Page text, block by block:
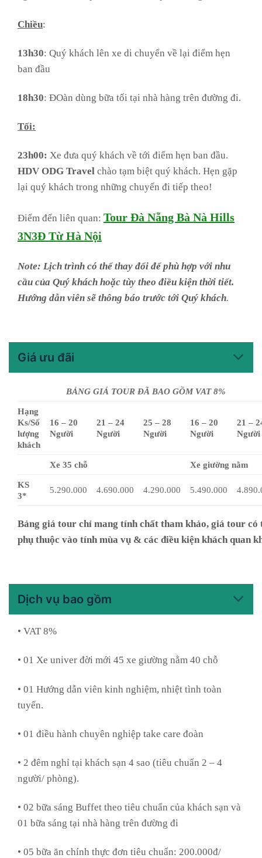
Chiều:
13h30: Quý khách lên xe di chuyển về lại điểm hẹn
ban đầu
18h30: ĐOàn dùng bữa tối tại nhà hàng trên đường đi.
Tối:
23h00: Xe đưa quý khách về tới điểm hẹn ban đầu.
HDV ODG Travel chào tạm biệt quý khách. Hẹn gặp
lại quý khách trong những chuyến đi tiếp theo!
Điểm đến liên quan: Tour Đà Nẵng Bà Nà Hills
3N3Đ Từ Hà Nội
Note: Lịch trình có thể thay đổi để phù hợp với nhu
cầu của Quý khách hoặc tùy theo điều kiện thời tiết.
Hướng dẫn viên sẽ thông báo trước tới Quý khách.
Giá ưu đãi
BẢNG GIÁ TOUR ĐÃ BAO GỒM VAT 8%
Hạng
Ks/Số
lượng
khách
16 – 20
Người
21 – 24
Người
25 – 28
Người
16 – 20
Người
21 –
Người
Xe 35 chỗ
Xe giường nằm
KS
3*
5.290.000 4.690.000 4.290.000 5.490.000
Bảng giá tour chỉ mang tính chất tham khảo, giá tour có
phụ thuộc vào tính mùa vụ & các điều kiện khách quan
Dịch vụ bao gồm
• VAT 8%
• 01 Xe univer đời mới 45 xe giường nằm 40 chỗ
• 01 Hướng dẫn viên kinh nghiệm, nhiệt tình toàn
tuyến.
• 01 điều hành chuyên nghiệp take care đoàn
• 2 đêm nghỉ tại khách sạn 4 sao (tiêu chuẩn 2 – 4
người/ phòng).
• 02 bữa sáng Buffet theo tiêu chuẩn của khách sạn và
01 bữa sáng tại nhà hàng trên đường đi
• 05 bữa ăn chính thực đơn tiêu chuẩn: 200.000đ/